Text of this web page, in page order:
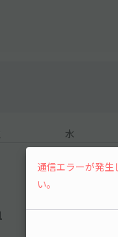
水
12
通信エラーが発
い。